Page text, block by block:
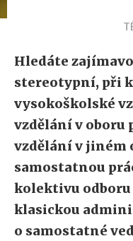
Hledáte
stereotypní, při
vysokoškolské
vzdělání v oboru
vzdělání v jiném
samostatnou
kolektivu odboru
klasickou
o samostatné